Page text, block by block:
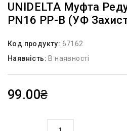
UNIDELTA Муфта
PN16 PP-B (УФ
Код продукту: 67162
Наявність: В наявності
99.00₴